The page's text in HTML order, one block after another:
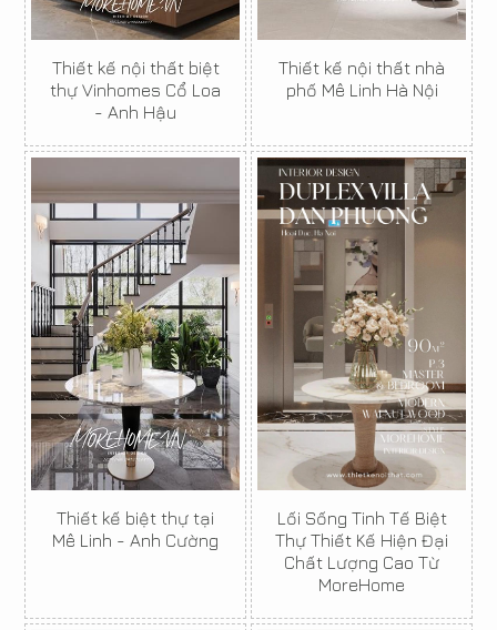
Thiết kế nội thất biệt
thự Vinhomes Cổ Loa
- Anh Hậu
Thiết kế nội thất nhà
phố Mê Linh Hà Nội
Thiết kế biệt thự tại
Mê Linh - Anh Cường
Lối Sống Tinh Tế Biệt
Thự Thiết Kế Hiện Đại
Chất Lượng Cao Từ
MoreHome